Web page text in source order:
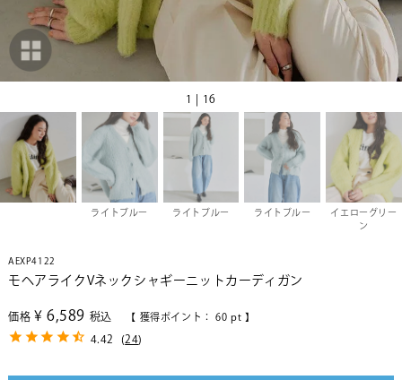
1 | 16
ライトブルー ライトブルー ライトブルー
イエローグリー
ン
AEXP4122
モヘアライクVネックシャギーニットカーディガン
価格 ¥ 6,589 税込 【 獲得ポイント： 60 pt 】
4.42 (24)